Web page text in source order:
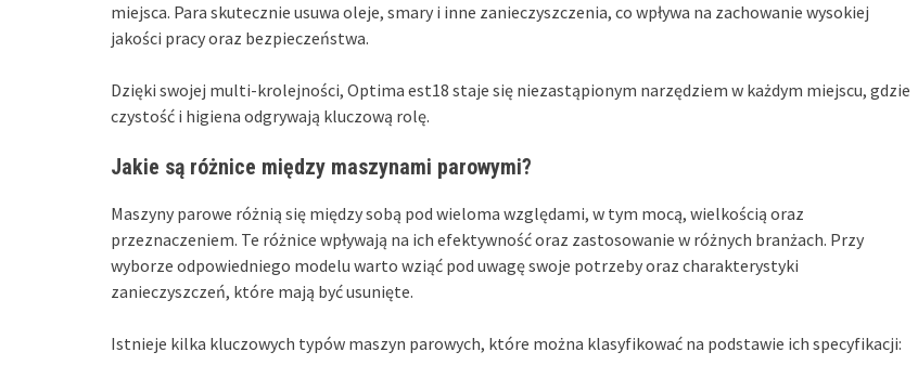
miejsca. Para skutecznie usuwa oleje, smary i inne zanieczyszczenia, co wpływa na zachowanie wysokiej
jakości pracy oraz bezpieczeństwa.
Dzięki swojej multi-krolejności, Optima est18 staje się niezastąpionym narzędziem w każdym miejscu, gdzie
czystość i higiena odgrywają kluczową rolę.
Jakie są różnice między maszynami parowymi?
Maszyny parowe różnią się między sobą pod wieloma względami, w tym mocą, wielkością oraz
przeznaczeniem. Te różnice wpływają na ich efektywność oraz zastosowanie w różnych branżach. Przy
wyborze odpowiedniego modelu warto wziąć pod uwagę swoje potrzeby oraz charakterystyki
zanieczyszczeń, które mają być usunięte.
Istnieje kilka kluczowych typów maszyn parowych, które można klasyfikować na podstawie ich specyfikacji: